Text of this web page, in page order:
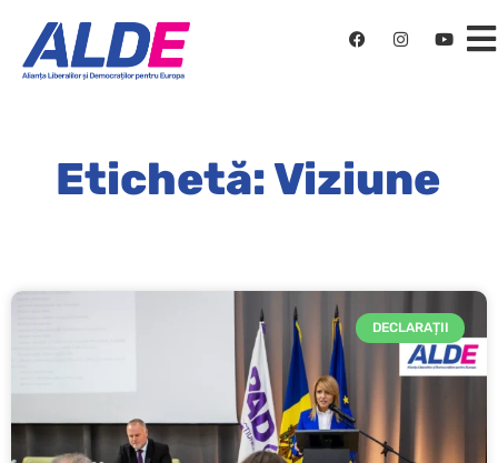
Etichetă: Viziune
DECLARAȚII